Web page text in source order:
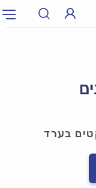
בערד